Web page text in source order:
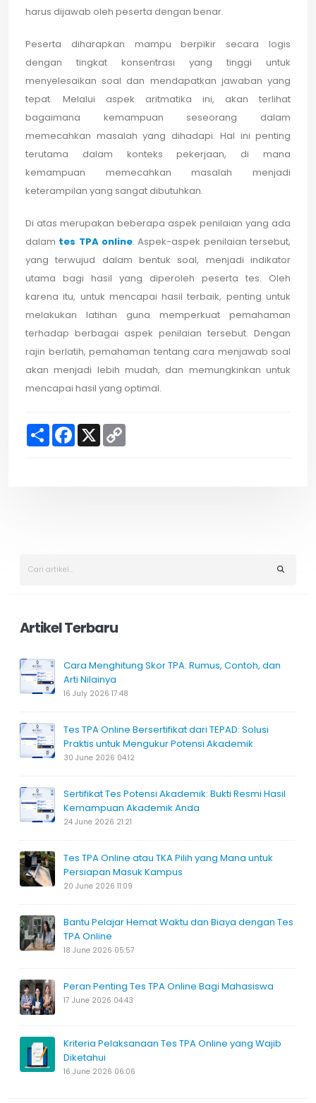
harus dijawab oleh peserta dengan benar.
Peserta diharapkan mampu berpikir secara logis
dengan tingkat konsentrasi yang tinggi untuk
menyelesaikan soal dan mendapatkan jawaban yang
tepat. Melalui aspek aritmatika ini, akan terlihat
bagaimana kemampuan seseorang dalam
memecahkan masalah yang dihadapi. Hal ini penting
terutama dalam konteks pekerjaan, di mana
kemampuan memecahkan masalah menjadi
keterampilan yang sangat dibutuhkan.
Di atas merupakan beberapa aspek penilaian yang ada
dalam tes TPA online. Aspek-aspek penilaian tersebut,
yang terwujud dalam bentuk soal, menjadi indikator
utama bagi hasil yang diperoleh peserta tes. Oleh
karena itu, untuk mencapai hasil terbaik, penting untuk
melakukan latihan guna memperkuat pemahaman
terhadap berbagai aspek penilaian tersebut. Dengan
rajin berlatih, pemahaman tentang cara menjawab soal
akan menjadi lebih mudah, dan memungkinkan untuk
mencapai hasil yang optimal.
S
F
X
Artikel Terbaru
Cara Menghitung Skor TPA: Rumus, Contoh, dan
Arti Nilainya
16 July 2026 17:48
Tes TPA Online Bersertifikat dari TEPAD: Solusi
Praktis untuk Mengukur Potensi Akademik
30 June 2026 04:12
Sertifikat Tes Potensi Akademik: Bukti Resmi Hasil
Kemampuan Akademik Anda
24 June 2026 21:21
Tes TPA Online atau TKA Pilih yang Mana untuk
Persiapan Masuk Kampus
20 June 2026 11:09
Bantu Pelajar Hemat Waktu dan Biaya dengan Tes
TPA Online
18 June 2026 05:57
Peran Penting Tes TPA Online Bagi Mahasiswa
17 June 2026 04:43
Kriteria Pelaksanaan Tes TPA Online yang Wajib
Diketahui
16 June 2026 06:06